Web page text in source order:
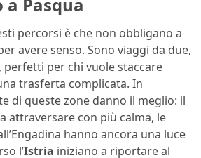
percorsi è che non obbligano a
avere senso. Sono viaggi da due,
per chi vuole staccare
trasferta complicata. In
di queste zone danno il meglio: il
attraversare con più calma, le
hanno ancora una luce
l’Istria iniziano a riportare al